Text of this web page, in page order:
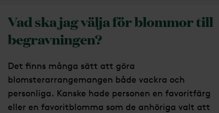
Vad ska jag välja för blommor till
begravningen?
Det finns många sätt att göra
blomsterarrangemangen både vackra och
personliga. Kanske hade personen en favoritfärg
eller en favoritblomma som de anhöriga valt att